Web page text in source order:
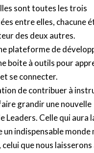
sont toutes les trois
entre elles, chacune
des deux autres.
plateforme de
boite à outils pour
se connecter.
de contribuer à
grandir une nouvelle
Leaders. Celle qui aura
un indispensable monde
que nous laisserons